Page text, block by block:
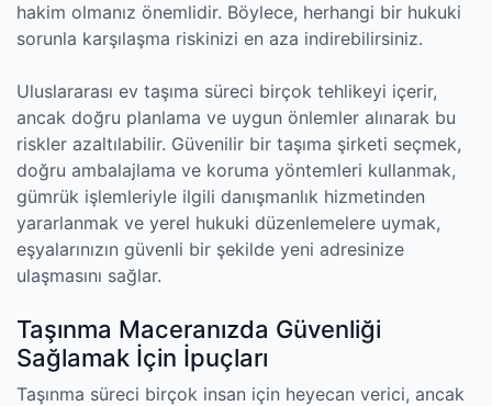
hakim olmanız önemlidir. Böylece, herhangi bir hukuki
sorunla karşılaşma riskinizi en aza indirebilirsiniz.
Uluslararası ev taşıma süreci birçok tehlikeyi içerir,
ancak doğru planlama ve uygun önlemler alınarak bu
riskler azaltılabilir. Güvenilir bir taşıma şirketi seçmek,
doğru ambalajlama ve koruma yöntemleri kullanmak,
gümrük işlemleriyle ilgili danışmanlık hizmetinden
yararlanmak ve yerel hukuki düzenlemelere uymak,
eşyalarınızın güvenli bir şekilde yeni adresinize
ulaşmasını sağlar.
Taşınma Maceranızda Güvenliği
Sağlamak İçin İpuçları
Taşınma süreci birçok insan için heyecan verici, ancak